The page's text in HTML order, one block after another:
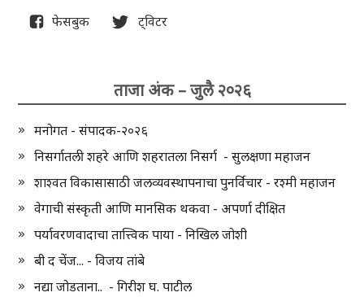
फेसबुक ट्विटर
ताजा अंक – जुलै २०२६
मनोगत - संपादक-२०२६
निसर्गातली शहरे आणि शहरातला निसर्ग - सुलक्षणा महाजन
शाश्वत विकासासाठी जलव्यवस्थापनाचा पुनर्विचार - रश्मी महाजन
वेगाची संस्कृती आणि मानसिक थकवा - अपर्णा दीक्षित
पर्यावरणवादाचा तात्त्विक पाया - निखिल जोशी
बी द चेंज... - विजय तांबे
नद्या जोडताना.. - गिरीश घ. पाटील